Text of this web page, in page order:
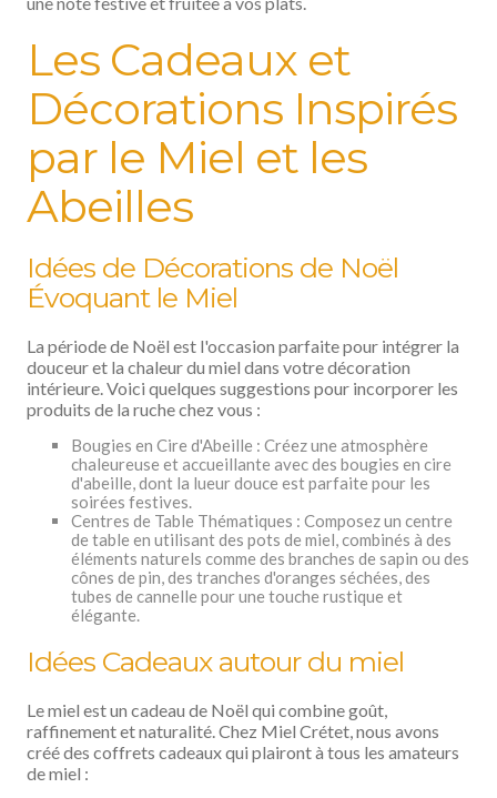
Les Cadeaux et
Décorations Inspirés
par le Miel et les
Abeilles
Idées de Décorations de Noël
Évoquant le Miel
La période de Noël est l'occasion parfaite pour intégrer la
douceur et la chaleur du miel dans votre décoration
intérieure. Voici quelques suggestions pour incorporer les
produits de la ruche chez vous :
Bougies en Cire d'Abeille : Créez une atmosphère
chaleureuse et accueillante avec des bougies en cire
d'abeille, dont la lueur douce est parfaite pour les
soirées festives.
Centres de Table Thématiques : Composez un centre
de table en utilisant des pots de miel, combinés à des
éléments naturels comme des branches de sapin ou des
cônes de pin, des tranches d'oranges séchées, des
tubes de cannelle pour une touche rustique et
élégante.
Idées Cadeaux autour du miel
Le miel est un cadeau de Noël qui combine goût,
raffinement et naturalité. Chez Miel Crétet, nous avons
créé des coffrets cadeaux qui plairont à tous les amateurs
de miel :